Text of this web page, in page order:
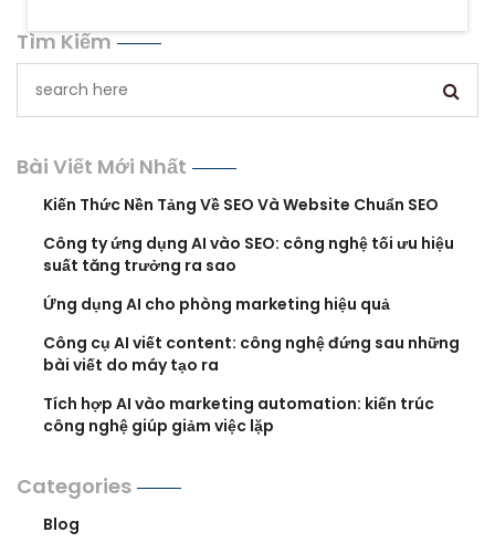
Tìm Kiếm
Bài Viết Mới Nhất
Kiến Thức Nền Tảng Về SEO Và Website Chuẩn SEO
Công ty ứng dụng AI vào SEO: công nghệ tối ưu hiệu
suất tăng trưởng ra sao
Ứng dụng AI cho phòng marketing hiệu quả
Công cụ AI viết content: công nghệ đứng sau những
bài viết do máy tạo ra
Tích hợp AI vào marketing automation: kiến trúc
công nghệ giúp giảm việc lặp
Categories
Blog